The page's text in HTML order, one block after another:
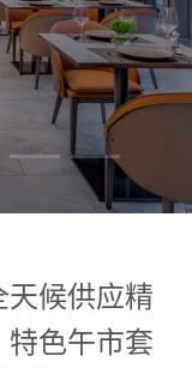
候供应精
色午市套